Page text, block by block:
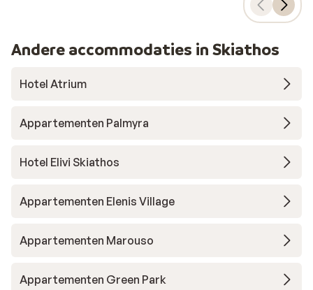
Andere accommodaties in Skiathos
Hotel Atrium
Appartementen Palmyra
Hotel Elivi Skiathos
Appartementen Elenis Village
Appartementen Marouso
Appartementen Green Park